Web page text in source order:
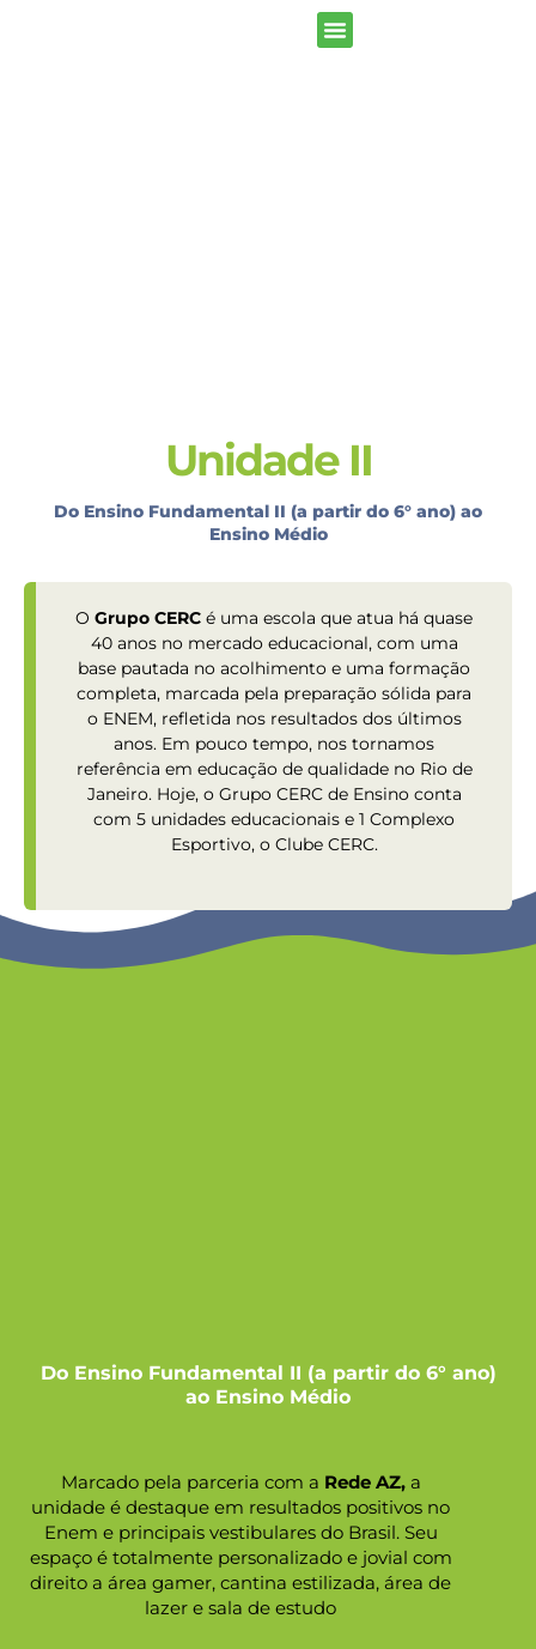
Unidade II
Do Ensino Fundamental II (a partir do 6° ano) ao
Ensino Médio
O Grupo CERC é uma escola que atua há quase
40 anos no mercado educacional, com uma
base pautada no acolhimento e uma formação
completa, marcada pela preparação sólida para
o ENEM, refletida nos resultados dos últimos
anos. Em pouco tempo, nos tornamos
referência em educação de qualidade no Rio de
Janeiro. Hoje, o Grupo CERC de Ensino conta
com 5 unidades educacionais e 1 Complexo
Esportivo, o Clube CERC.
Do Ensino Fundamental II (a partir do 6° ano)
ao Ensino Médio
Marcado pela parceria com a Rede AZ,a
unidade é destaque em resultados positivos no
Enem e principais vestibulares do Brasil. Seu
espaço é totalmente personalizado e jovial com
direito a área gamer, cantina estilizada, área de
lazer e sala de estudo